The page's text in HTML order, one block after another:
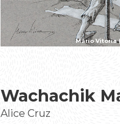
Mário Vitória
Wachachik
Alice Cruz